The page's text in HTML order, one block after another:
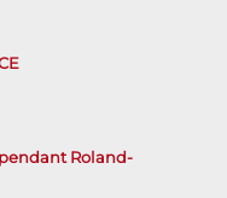
pendant Roland-